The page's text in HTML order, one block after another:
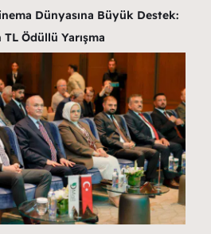
Dünyasına Büyük Destek:
TL Ödüllü Yarışma